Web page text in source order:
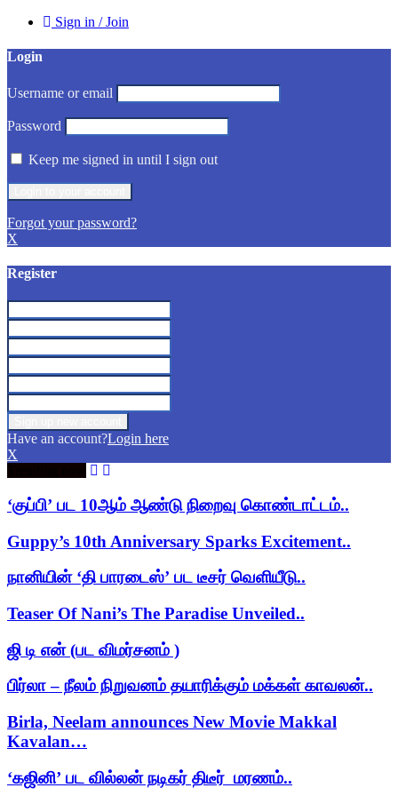
Sign in / Join
Login
Username or email
Password
Keep me signed in until I sign out
Forgot your password?
X
Register
Have an account?Login here
X
‘குப்பி’ பட 10ஆம் ஆண்டு நிறைவு கொண்டாட்டம்..
Guppy’s 10th Anniversary Sparks Excitement..
நானியின் ‘தி பாரடைஸ்’ பட டீசர் வெளியீடு..
Teaser Of Nani’s The Paradise Unveiled..
ஜி டி என் (பட விமர்சனம் )
பிர்லா – நீலம் நிறுவனம் தயாரிக்கும் மக்கள் காவலன்..
Birla, Neelam announces New Movie Makkal
Kavalan…
‘கஜினி’ பட வில்லன் நடிகர் திடீர் மரணம்..